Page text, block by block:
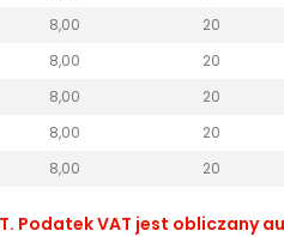
8,00 20
8,00 20
8,00 20
8,00 20
8,00 20
Podatek VAT jest